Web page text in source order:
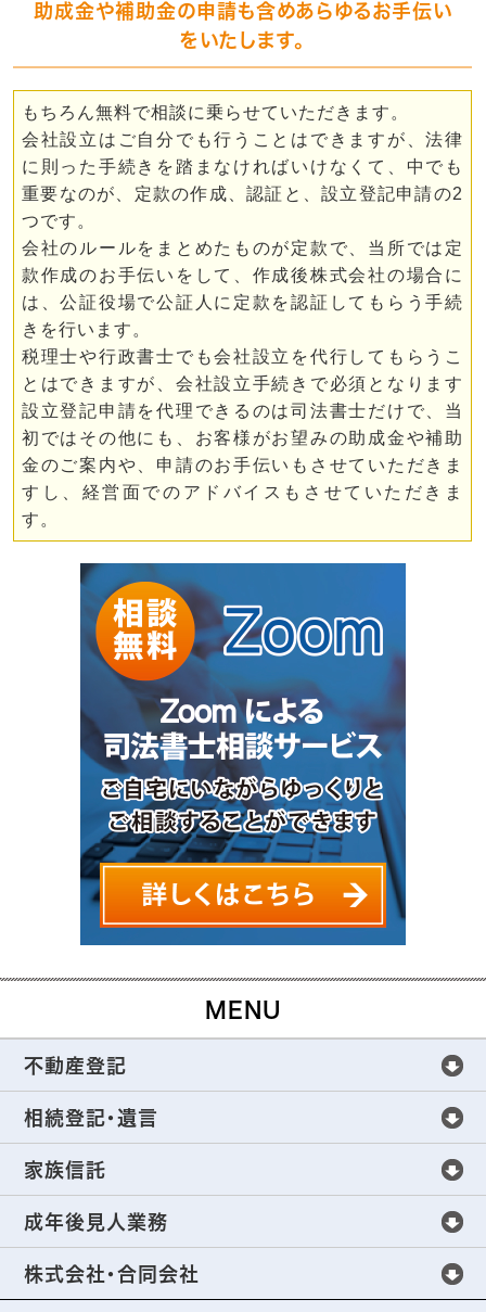
助成金や補助金の申請も含めあらゆるお手伝い
をいたします。
もちろん無料で相談に乗らせていただきます。
会社設立はご自分でも行うことはできますが、法律
に則った手続きを踏まなければいけなくて、中でも
重要なのが、定款の作成、認証と、設立登記申請の2
つです。
会社のルールをまとめたものが定款で、当所では定
款作成のお手伝いをして、作成後株式会社の場合に
は、公証役場で公証人に定款を認証してもらう手続
きを行います。
税理士や行政書士でも会社設立を代行してもらうこ
とはできますが、会社設立手続きで必須となります
設立登記申請を代理できるのは司法書士だけで、当
初ではその他にも、お客様がお望みの助成金や補助
金のご案内や、申請のお手伝いもさせていただきま
すし、経営面でのアドバイスもさせていただきま
す。
MENU
不動産登記
不動産登記
不動産登記手続きについて
不動産売買の不動産登記
生前贈与の不動産登記
相続登記・遺言
相続登記・遺言
全世代をサポートする相続手続き
これからの相続の新常識
家族信託
家族信託
家族信託の仕組み
成年後見人業務
成年後見人業務
株式会社・合同会社